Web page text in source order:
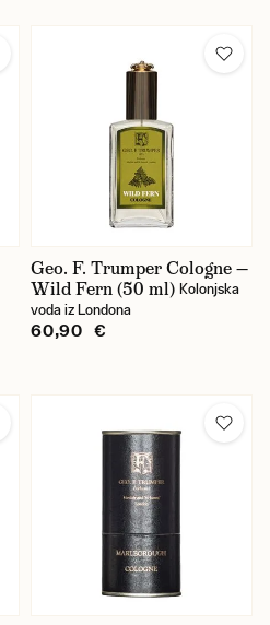
Geo. F. Trumper Cologne —
Wild Fern (50 ml) Kolonjska
voda iz Londona
60,90 €